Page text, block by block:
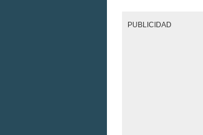
PUBLICIDAD